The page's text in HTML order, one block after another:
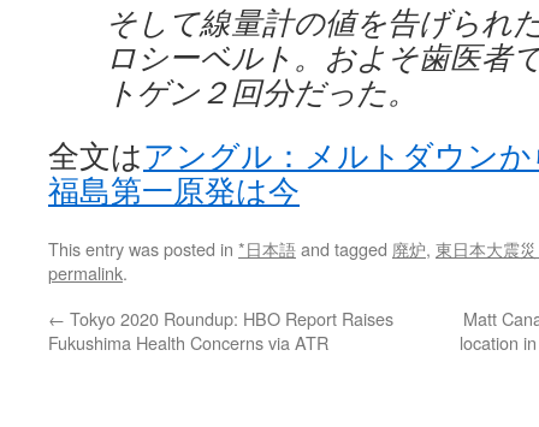
そして線量計の値を告げられ
ロシーベルト。およそ歯医者
トゲン２回分だった。
全文はアングル：メルトダウン
福島第一原発は今
This entry was posted in *日本語and tagged 廃炉, 東日本大震
permalink.
← Tokyo 2020 Roundup: HBO Report Raises
Fukushima Health Concerns via ATR
Matt
location